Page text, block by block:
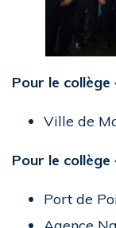
Pour le collège
Ville de
Pour le
Port de